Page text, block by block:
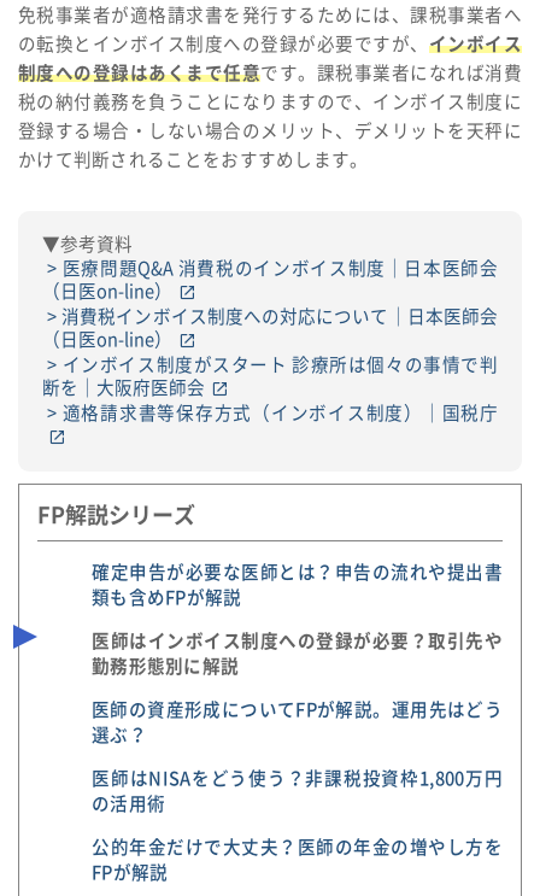
免税事業者が適格請求書を発行するためには、課税事業者へ
の転換とインボイス制度への登録が必要ですが、 インボイス
制度への登録はあくまで任意です。課税事業者になれば消費
税の納付義務を負うことになりますので、インボイス制度に
登録する場合・しない場合のメリット、デメリットを天秤に
かけて判断されることをおすすめします。
▼参考資料
医療問題Q&A 消費税のインボイス制度｜日本医師会
（日医on-line）
消費税インボイス制度への対応について｜日本医師会
（日医on-line）
インボイス制度がスタート 診療所は個々の事情で判
断を｜大阪府医師会
適格請求書等保存方式（インボイス制度）｜国税庁
FP解説シリーズ
確定申告が必要な医師とは？申告の流れや提出書
類も含めFPが解説
医師はインボイス制度への登録が必要？取引先や
勤務形態別に解説
医師の資産形成についてFPが解説。運用先はどう
選ぶ？
医師はNISAをどう使う？非課税投資枠1,800万円
の活用術
公的年金だけで大丈夫？医師の年金の増やし方を
FPが解説